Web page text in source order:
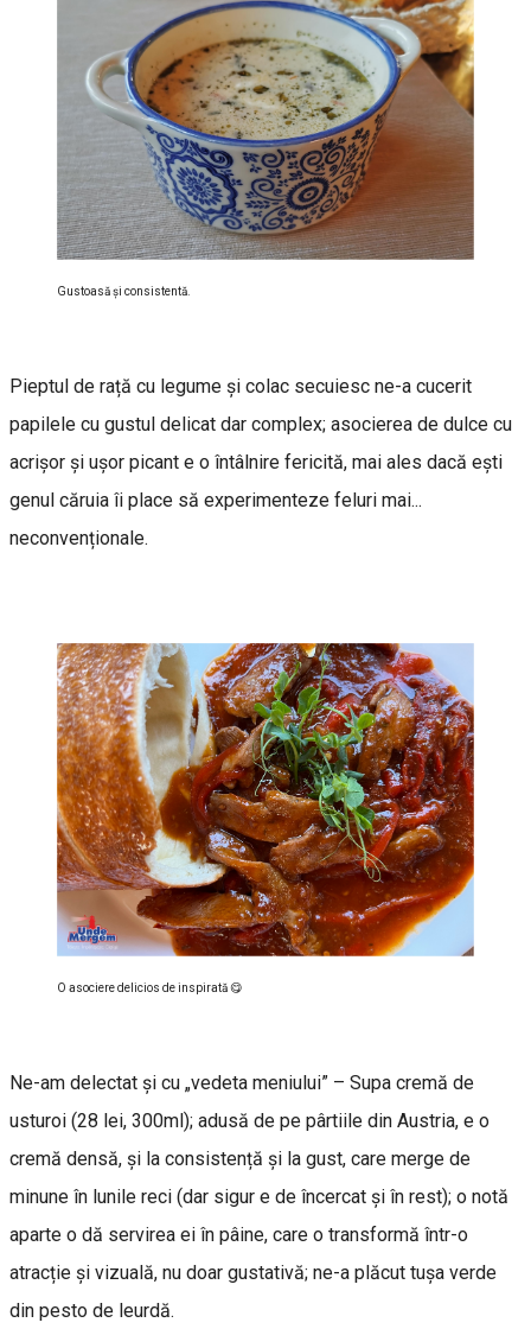
Gustoasă şi consistentă.
Pieptul de rață cu legume și colac secuiesc ne-a cucerit
papilele cu gustul delicat dar complex; asocierea de dulce cu
acrișor și ușor picant e o întâlnire fericită, mai ales dacă ești
genul căruia îi place să experimenteze feluri mai...
neconvenționale.
O asociere delicios de inspirată 😋
Ne-am delectat și cu „vedeta meniului” – Supa cremă de
usturoi (28 lei, 300ml); adusă de pe pârtiile din Austria, e o
cremă densă, și la consistență și la gust, care merge de
minune în lunile reci (dar sigur e de încercat și în rest); o notă
aparte o dă servirea ei în pâine, care o transformă într-o
atracție și vizuală, nu doar gustativă; ne-a plăcut tușa verde
din pesto de leurdă.